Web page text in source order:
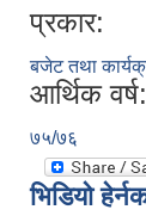
प्रकार:
बजेट तथा
आर्थिक वर्ष:
७५/७६
भिडियो